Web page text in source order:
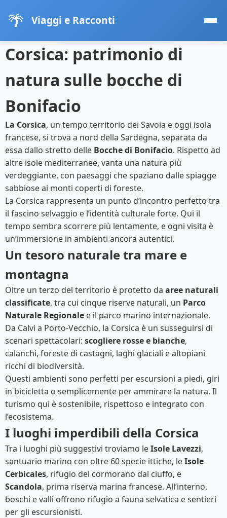
🌴 Viaggi e Racconti
Corsica: patrimonio di
natura sulle bocche di
Bonifacio
La Corsica, un tempo territorio dei Savoia e oggi isola
francese, si trova a nord della Sardegna, separata da
essa dallo stretto delle Bocche di Bonifacio. Rispetto ad
altre isole mediterranee, vanta una natura più
verdeggiante, con paesaggi che spaziano dalle spiagge
sabbiose ai monti coperti di foreste.
La Corsica rappresenta un punto d’incontro perfetto tra
il fascino selvaggio e l’identità culturale forte. Qui il
tempo sembra scorrere più lentamente, e ogni visita è
un’immersione in ambienti ancora autentici.
Un tesoro naturale tra mare e
montagna
Oltre un terzo del territorio è protetto da aree naturali
classificate, tra cui cinque riserve naturali, un Parco
Naturale Regionale e il parco marino internazionale.
Da Calvi a Porto-Vecchio, la Corsica è un susseguirsi di
scenari spettacolari: scogliere rosse e bianche,
calanchi, foreste di castagni, laghi glaciali e altopiani
ricchi di biodiversità.
Questi ambienti sono perfetti per escursioni a piedi, giri
in bicicletta o semplicemente per ammirare la natura. Il
turismo qui è sostenibile, rispettoso e integrato con
l’ecosistema.
I luoghi imperdibili della Corsica
Tra i luoghi più suggestivi troviamo leIsole Lavezzi,
santuario marino con oltre 60 specie ittiche, leIsole
Cerbicales, rifugio del cormorano dal ciuffo, e
Scandola, prima riserva marina francese. All’interno,
boschi e valli offrono rifugio a fauna selvatica e sentieri
per gli escursionisti.